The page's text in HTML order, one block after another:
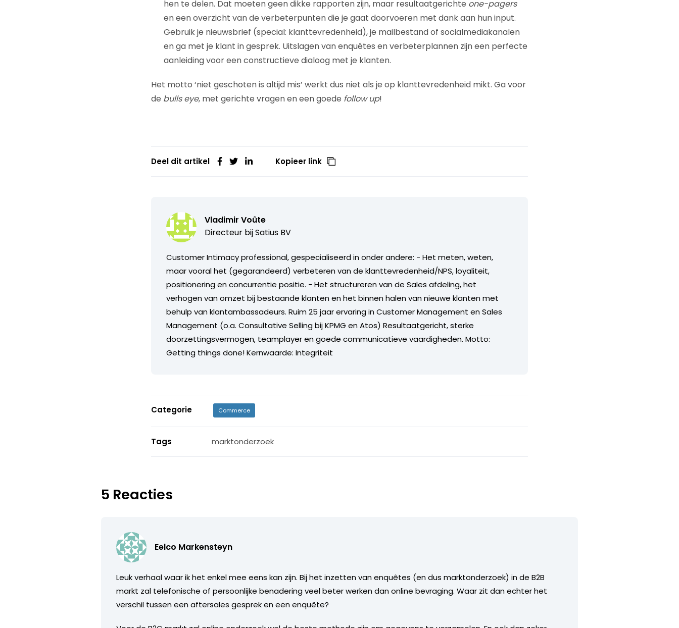
hen te delen. Dat moeten geen dikke rapporten zijn, maar resultaatgerichte one-pagers
en een overzicht van de verbeterpunten die je gaat doorvoeren met dank aan hun input.
Gebruik je nieuwsbrief (special: klanttevredenheid), je mailbestand of socialmediakanalen
en ga met je klant in gesprek. Uitslagen van enquêtes en verbeterplannen zijn een perfecte
aanleiding voor een constructieve dialoog met je klanten.
Het motto ‘niet geschoten is altijd mis’ werkt dus niet als je op klanttevredenheid mikt. Ga voor
de bulls eye, met gerichte vragen en een goede follow up!
Deel dit artikel Kopieer link
Vladimir Voûte
Directeur bijSatius BV
Customer Intimacy professional, gespecialiseerd in onder andere: - Het meten, weten,
maar vooral het (gegarandeerd) verbeteren van de klanttevredenheid/NPS, loyaliteit,
positionering en concurrentie positie. - Het structureren van de Sales afdeling, het
verhogen van omzet bij bestaande klanten en het binnen halen van nieuwe klanten met
behulp van klantambassadeurs. Ruim 25 jaar ervaring in Customer Management en Sales
Management (o.a. Consultative Selling bij KPMG en Atos) Resultaatgericht, sterke
doorzettingsvermogen, teamplayer en goede communicatieve vaardigheden. Motto:
Getting things done! Kernwaarde: Integriteit
Categorie Commerce
Tags marktonderzoek
5 Reacties
Eelco Markensteyn
Leuk verhaal waar ik het enkel mee eens kan zijn. Bij het inzetten van enquêtes (en dus marktonderzoek) in de B2B
markt zal telefonische of persoonlijke benadering veel beter werken dan online bevraging. Waar zit dan echter het
verschil tussen een aftersales gesprek en een enquête?